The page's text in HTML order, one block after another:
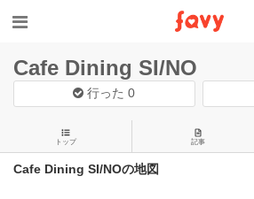
Cafe Dining SI/NO
行った0
トップ 記事
Cafe Dining SI/NOの地図